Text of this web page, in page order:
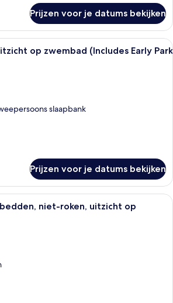
Prijzen voor je datums bekijken
Een hotelkamer met een groot bed,
op zwembad (Includes Early Park
slaapbank
Prijzen voor je datums bekijken
Een hotelkamer met twee bedden,
niet-roken, uitzicht op